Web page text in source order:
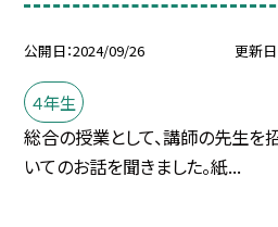
公開日 2024/09/26 更新日
４年生
総合の授業として、講師の先生を
いてのお話を聞きました。紙...